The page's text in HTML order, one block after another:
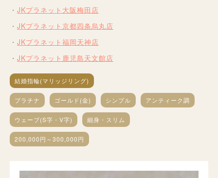
JKプラネット大阪梅田店
JKプラネット京都四条烏丸店
JKプラネット福岡天神店
JKプラネット鹿児島天文館店
結婚指輪(マリッジリング)
プラチナ ゴールド(金) シンプル アンティーク調
ウェーブ(S字・V字) 細身・スリム
200,000円～300,000円